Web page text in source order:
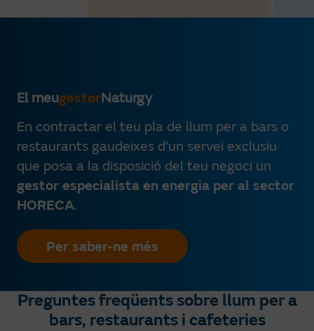
El meugestorNaturgy
En contractar el teu pla de llum per a bars o
restaurants gaudeixes d’un servei exclusiu
que posa a la disposició del teu negoci un
gestor especialista en energia per al sector
HORECA.
Per saber-ne més
Preguntes freqüents sobre llum per a
bars, restaurants i cafeteries